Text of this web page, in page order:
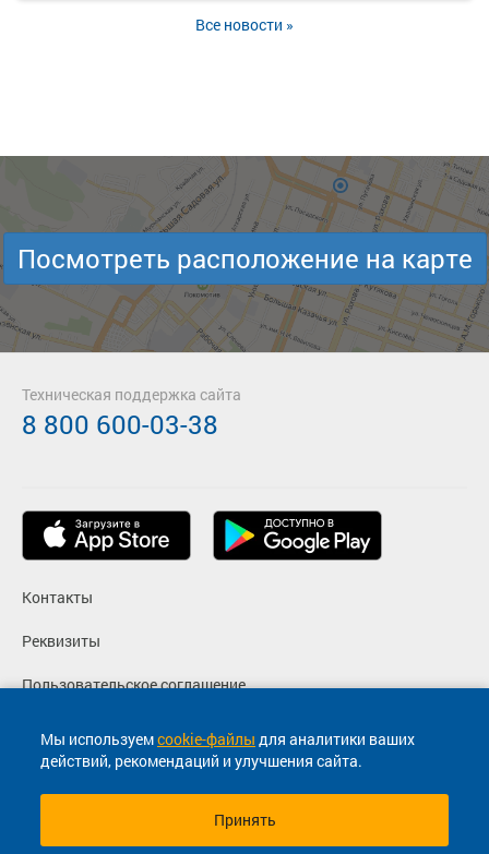
Все новости »
Мы используемcookie-файлы для аналитики ваших
действий, рекомендаций и улучшения сайта.
Принять
Посмотреть расположение на карте
Контакты
Реквизиты
Пользовательское соглашение
Политика конфиденциальности
Согласие на маркетинговые сообщения
Техническая поддержка сайта
8 800 600-03-38
© 2013-2026, ООО "Капитал"- Онлайн сервис продажи